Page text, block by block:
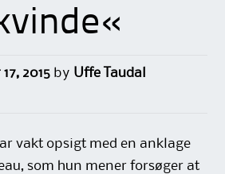
2015 by Uffe Taudal
vakt opsigt med en anklage
som hun mener forsøger at